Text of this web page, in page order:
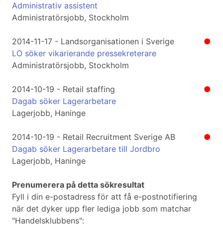
Administrativ assistent
Administratörsjobb, Stockholm
●
2014-11-17 - Landsorganisationen i Sverige
LO söker vikarierande pressekreterare
Administratörsjobb, Stockholm
●
2014-10-19 - Retail staffing
Dagab söker Lagerarbetare
Lagerjobb, Haninge
●
2014-10-19 - Retail Recruitment Sverige AB
Dagab söker Lagerarbetare till Jordbro
Lagerjobb, Haninge
Prenumerera på detta sökresultat
Fyll i din e-postadress för att få e-postnotifiering
när det dyker upp fler lediga jobb som matchar
"Handelsklubbens":